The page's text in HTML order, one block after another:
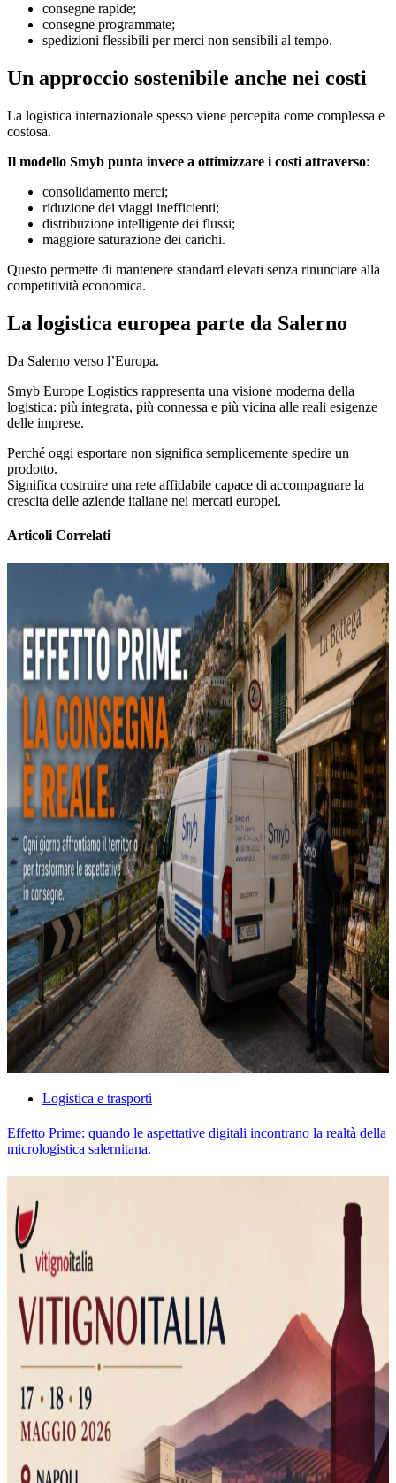
consegne rapide;
consegne programmate;
spedizioni flessibili per merci non sensibili al tempo.
Un approccio sostenibile anche nei costi
La logistica internazionale spesso viene percepita come complessa e
costosa.
Il modello Smyb punta invece a ottimizzare i costi attraverso:
consolidamento merci;
riduzione dei viaggi inefficienti;
distribuzione intelligente dei flussi;
maggiore saturazione dei carichi.
Questo permette di mantenere standard elevati senza rinunciare alla
competitività economica.
La logistica europea parte da Salerno
Da Salerno verso l’Europa.
Smyb Europe Logistics rappresenta una visione moderna della
logistica: più integrata, più connessa e più vicina alle reali esigenze
delle imprese.
Perché oggi esportare non significa semplicemente spedire un
prodotto.
Significa costruire una rete affidabile capace di accompagnare la
crescita delle aziende italiane nei mercati europei.
Articoli Correlati
Logistica e trasporti
Effetto Prime: quando le aspettative digitali incontrano la realtà della
micrologistica salernitana.